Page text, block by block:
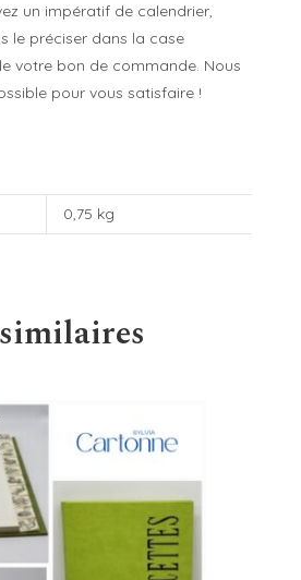
un impératif de calendrier,
le préciser dans la case
votre bon de commande. Nous
pour vous satisfaire !
0,75 kg